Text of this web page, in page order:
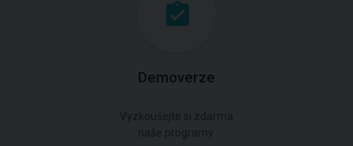
Demoverze